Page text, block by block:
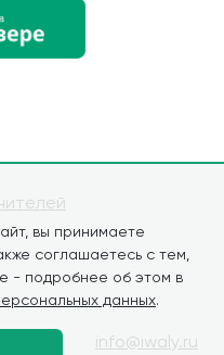
вы принимаете
соглашаетесь с тем,
- подробнее об этом в
данных.
info@iwaly.ru